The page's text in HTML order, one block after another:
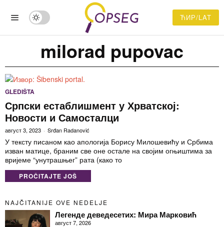
ЋИР/LAT
milorad pupovac
GLEDIŠTA
Српски естаблишмент у Хрватској:
Новости и Самосталци
август 3, 2023 Srđan Radanović
У тексту писаном као апологија Борису Милошевићу и Србима
изван матице, браним све оне остале на својим огњиштима за
вријеме “унутрашњег” рата (како то
PROČITAJTE JOŠ
NAJČITANIJE OVE NEDELJE
Легенде деведесетих: Мира Марковић
август 7, 2026